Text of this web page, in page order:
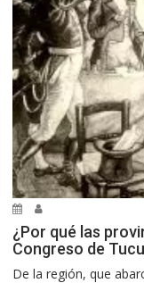
¿Por qué las
Congreso de
De la región, que